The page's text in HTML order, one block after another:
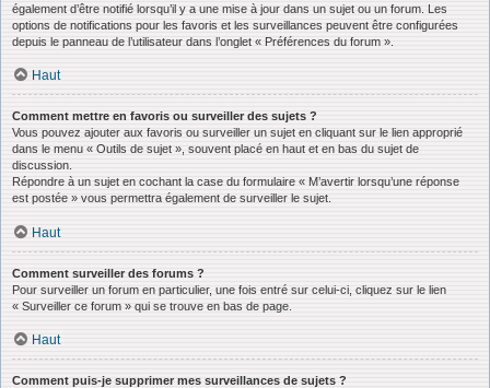
également d’être notifié lorsqu’il y a une mise à jour dans un sujet ou un forum. Les
options de notifications pour les favoris et les surveillances peuvent être configurées
depuis le panneau de l’utilisateur dans l’onglet « Préférences du forum ».
Haut
Comment mettre en favoris ou surveiller des sujets ?
Vous pouvez ajouter aux favoris ou surveiller un sujet en cliquant sur le lien approprié
dans le menu « Outils de sujet », souvent placé en haut et en bas du sujet de
discussion.
Répondre à un sujet en cochant la case du formulaire « M’avertir lorsqu’une réponse
est postée » vous permettra également de surveiller le sujet.
Haut
Comment surveiller des forums ?
Pour surveiller un forum en particulier, une fois entré sur celui-ci, cliquez sur le lien
« Surveiller ce forum » qui se trouve en bas de page.
Haut
Comment puis-je supprimer mes surveillances de sujets ?